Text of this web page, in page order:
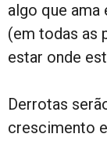
algo que
(em todas as
estar onde
Derrotas
crescimento